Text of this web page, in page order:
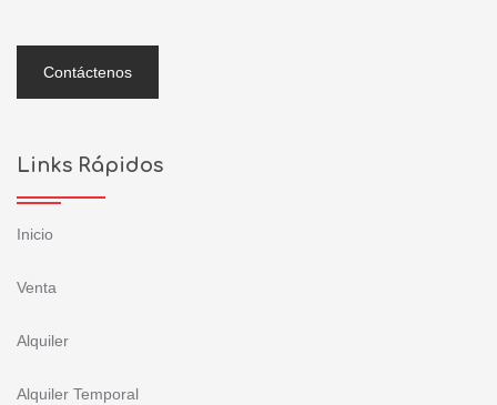
Contáctenos
Links Rápidos
Inicio
Venta
Alquiler
Alquiler Temporal